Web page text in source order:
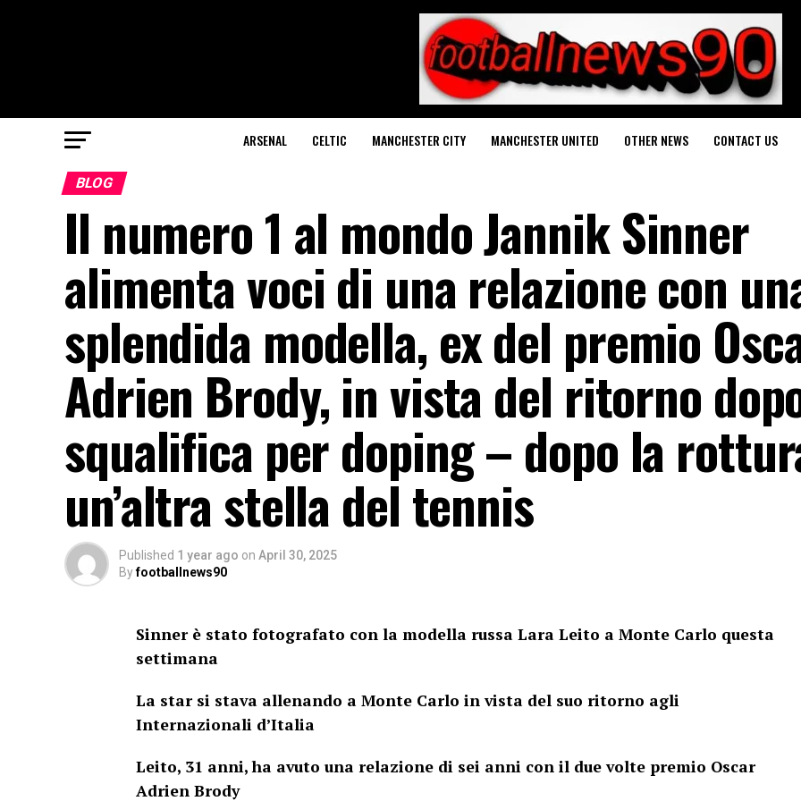
ARSENAL CELTIC MANCHESTER CITY MANCHESTER UNITED OTHER NEWS CONTACT US
BLOG
Il numero 1 al mondo Jannik Sinner
alimenta voci di una relazione con
splendida modella, ex del premio
Adrien Brody, in vista del ritorno
squalifica per doping – dopo la
un’altra stella del tennis
Published 1 year ago on April 30, 2025
Byfootballnews90
Sinner è stato fotografato con la modella russa Lara Leito a Monte Carlo questa
settimana
La star si stava allenando a Monte Carlo in vista del suo ritorno agli
Internazionali d’Italia
Leito, 31 anni, ha avuto una relazione di sei anni con il due volte premio Oscar
Adrien Brody